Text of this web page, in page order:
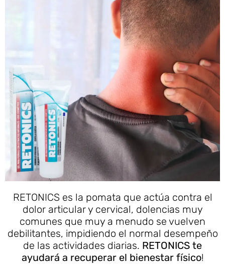
RETONICS es la pomata que actúa contra el
dolor articular y cervical, dolencias muy
comunes que muy a menudo se vuelven
debilitantes, impidiendo el normal desempeño
de las actividades diarias. RETONICS te
ayudará a recuperar el bienestar físico!